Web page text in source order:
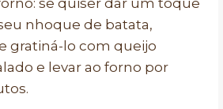
se quiser dar um toque
nhoque de batata,
gratiná-lo com queijo
e levar ao forno por